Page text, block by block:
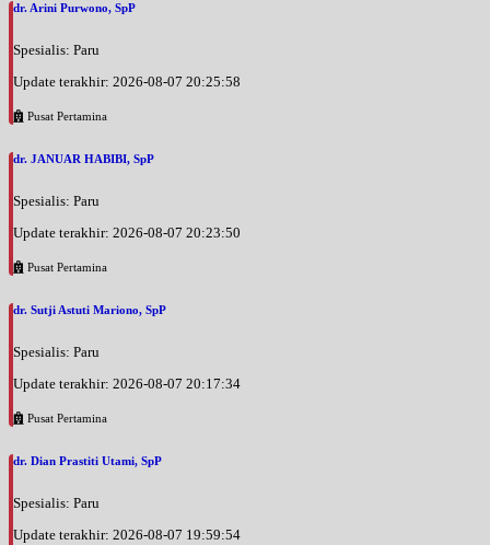
dr. Arini Purwono, SpP
Spesialis: Paru
Update terakhir: 2026-08-07 20:25:58
Pusat Pertamina
dr. JANUAR HABIBI, SpP
Spesialis: Paru
Update terakhir: 2026-08-07 20:23:50
Pusat Pertamina
dr. Sutji Astuti Mariono, SpP
Spesialis: Paru
Update terakhir: 2026-08-07 20:17:34
Pusat Pertamina
dr. Dian Prastiti Utami, SpP
Spesialis: Paru
Update terakhir: 2026-08-07 19:59:54